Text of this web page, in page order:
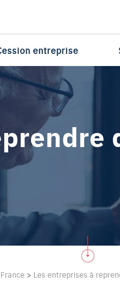
entreprise
> Les entreprises à